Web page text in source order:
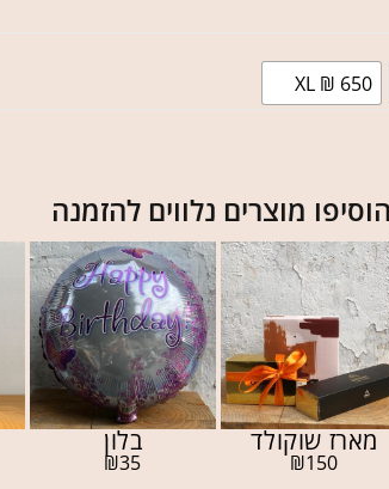
XL ₪ 650
הוסיפו מוצרים נלווים להזמנה
מארז שוקולד
₪150
בלון
₪35